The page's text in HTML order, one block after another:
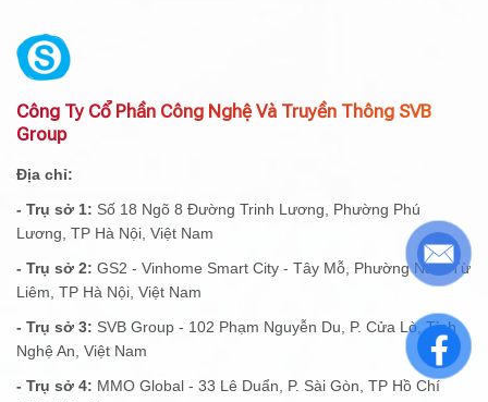
Công Ty Cổ Phần Công Nghệ Và Truyền Thông SVB
Group
Địa chỉ:
- Trụ sở 1: Số 18 Ngõ 8 Đường Trinh Lương, Phường Phú
Lương, TP Hà Nội, Việt Nam
- Trụ sở 2: GS2 - Vinhome Smart City - Tây Mỗ, Phường Nam Từ
Liêm, TP Hà Nội, Việt Nam
- Trụ sở 3: SVB Group - 102 Phạm Nguyễn Du, P. Cửa Lò, Tỉnh
Nghệ An, Việt Nam
- Trụ sở 4: MMO Global - 33 Lê Duẩn, P. Sài Gòn, TP Hồ Chí